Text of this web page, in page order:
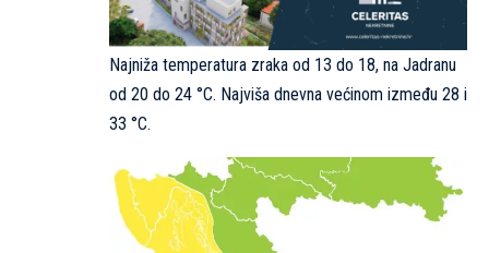
Najniža temperatura zraka od 13 do 18, na Jadranu
od 20 do 24 °C. Najviša dnevna većinom između 28 i
33 °C.